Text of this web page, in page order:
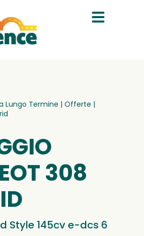
Lungo Termine | Offerte |
308
Style 145cv e-dcs 6